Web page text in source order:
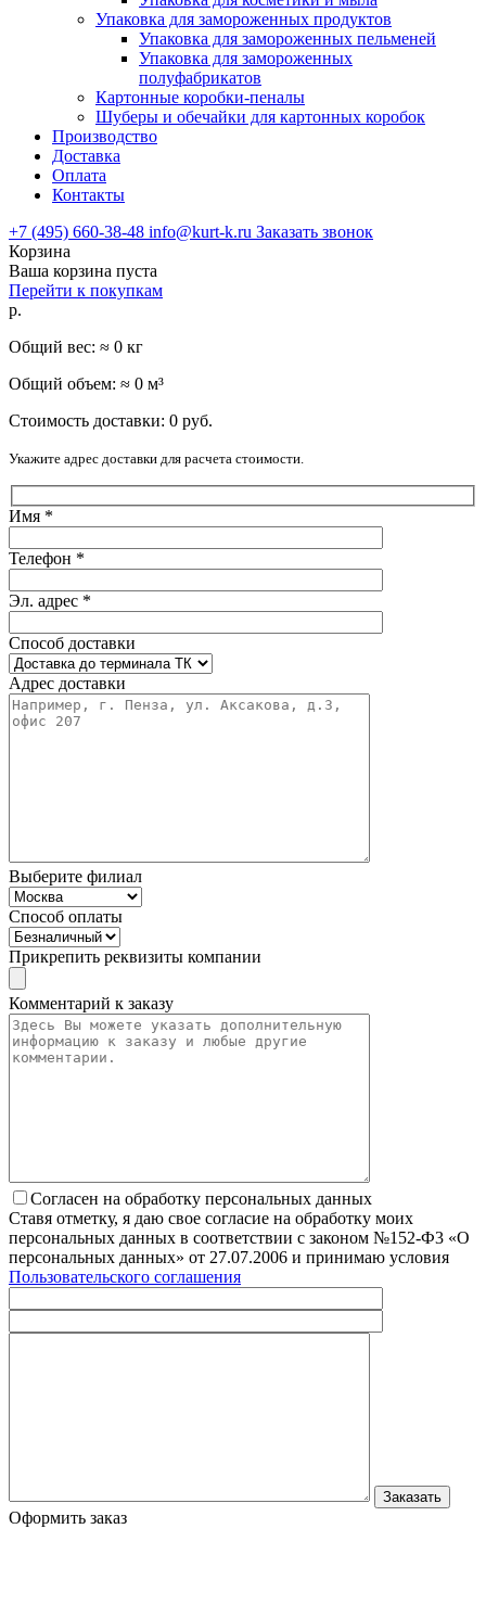
Упаковка для замороженных продуктов
Упаковка для замороженных пельменей
Упаковка для замороженных
полуфабрикатов
Картонные коробки-пеналы
Шуберы и обечайки для картонных коробок
Производство
Доставка
Оплата
Контакты
+7 (495) 660-38-48 info@kurt-k.ru Заказать звонок
Корзина
Ваша корзина пуста
Перейти к покупкам
р.
Общий вес: ≈ 0 кг
Общий объем: ≈ 0 м³
Стоимость доставки: 0 руб.
Укажите адрес доставки для расчета стоимости.
Имя *
Телефон *
Эл. адрес *
Способ доставки
Адрес доставки
Выберите филиал
Способ оплаты
Прикрепить реквизиты компании
Комментарий к заказу
Согласен на обработку персональных данных
Ставя отметку, я даю свое согласие на обработку моих
персональных данных в соответствии с законом №152-Ф3 «О
персональных данных» от 27.07.2006 и принимаю условия
Пользовательского соглашения
Оформить заказ